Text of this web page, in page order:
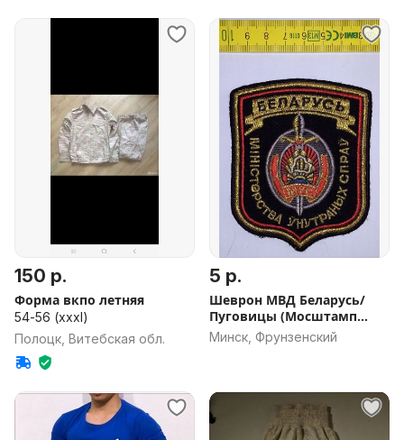
150 р.
Форма вкпо летняя
54-56 (xxxl)
Полоцк, Витебская обл.
5 р.
Шеврон МВД Беларусь/
Пуговицы (Мосштамп
1971)
Минск, Фрунзенский